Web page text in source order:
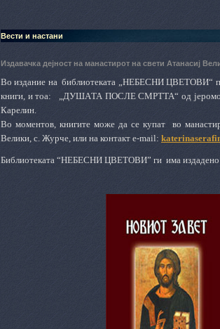
Вести и настани
Издавачка дејност на манастирот на свети Атанасиј
Во издание набиблиотеката „НЕБЕСНИ ЦВЕТОВИ“
книги, и тоа: „ДУШАТА ПОСЛЕ СМРТТА“ од
Карелин.
Во моментов, книгите може да се купат во
Велики, с. Журче, или на контакт e-mail:
Библиотеката “НЕБЕСНИ ЦВЕТОВИ” ги има